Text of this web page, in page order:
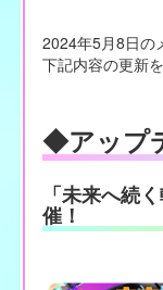
2024年5月8日の
下記内容の更新
◆アップ
「未来へ続
催！